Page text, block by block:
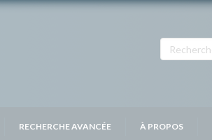
RECHERCHE AVANCÉE À PROPOS